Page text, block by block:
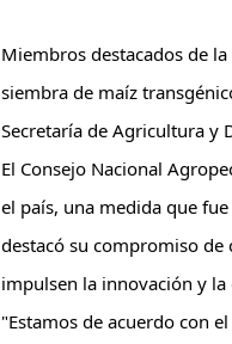
Miembros destacados de
siembra de maíz
Secretaría de Agricultura y
El Consejo Nacional
el país, una medida que
destacó su compromiso de
impulsen la innovación y
"Estamos de acuerdo con